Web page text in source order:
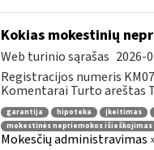
Kokias mokestinių
Web turinio sąrašas 2026-
Registracijos numeris
Komentarai Turto areštas
garantija hipoteka įkeitimas
mokestinės nepriemokos išieškojimas
Mokesčių administravimas